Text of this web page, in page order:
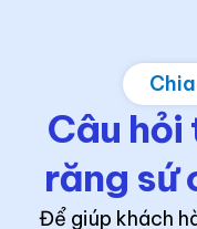
Câu
răng sứ
Để giúp khách